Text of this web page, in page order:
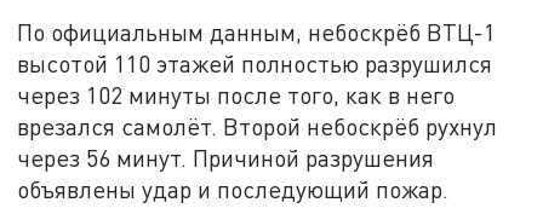
По официальным данным, небоскрёб ВТЦ-1
высотой 110 этажей полностью разрушился
через 102 минуты после того, как в него
врезался самолёт. Второй небоскрёб рухнул
через 56 минут. Причиной разрушения
объявлены удар и последующий пожар.